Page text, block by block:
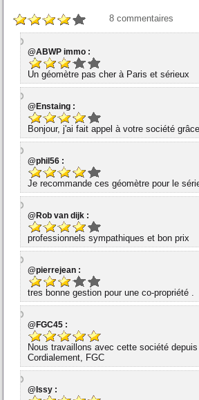
8 commentaires
@ABWP immo :
Un géomètre pas cher à Paris et sérieux
@Enstaing :
Bonjour, j'ai fait appel à votre société
@phil56 :
Je recommande ces géomètre pour le
@Rob van dijk :
professionnels sympathiques et bon prix
@pierrejean :
tres bonne gestion pour une co-propriété .
@FGC45 :
Nous travaillons avec cette société
Cordialement, FGC
@Issy :